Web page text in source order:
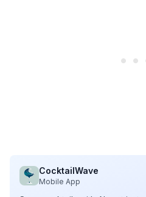
CocktailWave
Mobile App